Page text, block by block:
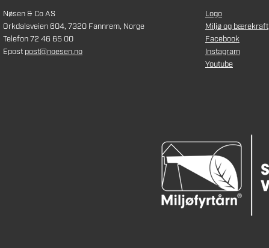
Nøsen & Co AS
Orkdalsveien 604, 7320 Fannrem, Norge
Telefon 72 46 65 00
Epost post@noesen.no
Logo
Miljø og bærekraft
Facebook
Instagram
Youtube